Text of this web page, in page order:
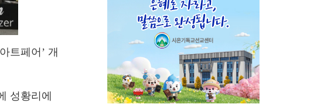
트페어 ’ 개
성황리에